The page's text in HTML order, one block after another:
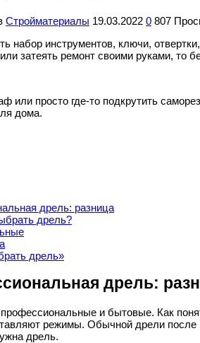
Стройматериалы 19.03.2022 0 807
набор инструментов, ключи,
затеять ремонт своими руками,
или просто где-то подкрутить
дома.
дрель: разница
дрель?
дрель»
дрель:
и бытовые. Как
режимы. Обычной дрели
дрель.